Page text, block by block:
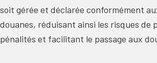
soit gérée et déclarée conformément
douanes, réduisant ainsi les risques de
pénalités et facilitant le passage aux